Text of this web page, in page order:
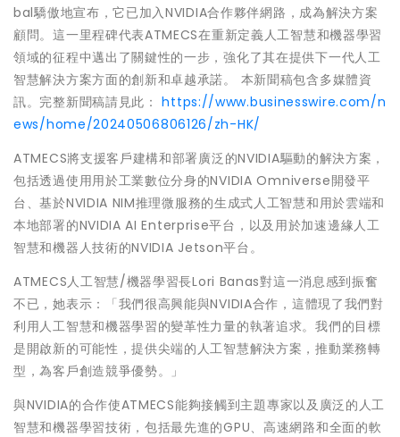
bal驕傲地宣布，它已加入NVIDIA合作夥伴網路，成為解決方案
顧問。這一里程碑代表ATMECS在重新定義人工智慧和機器學習
領域的征程中邁出了關鍵性的一步，強化了其在提供下一代人工
智慧解決方案方面的創新和卓越承諾。 本新聞稿包含多媒體資
訊。完整新聞稿請見此：https://www.businesswire.com/n
ews/home/20240506806126/zh-HK/
ATMECS將支援客戶建構和部署廣泛的NVIDIA驅動的解決方案，
包括透過使用用於工業數位分身的NVIDIA Omniverse開發平
台、基於NVIDIA NIM推理微服務的生成式人工智慧和用於雲端和
本地部署的NVIDIA AI Enterprise平台，以及用於加速邊緣人工
智慧和機器人技術的NVIDIA Jetson平台。
ATMECS人工智慧/機器學習長Lori Banas對這一消息感到振奮
不已，她表示：「我們很高興能與NVIDIA合作，這體現了我們對
利用人工智慧和機器學習的變革性力量的執著追求。我們的目標
是開啟新的可能性，提供尖端的人工智慧解決方案，推動業務轉
型，為客戶創造競爭優勢。」
與NVIDIA的合作使ATMECS能夠接觸到主題專家以及廣泛的人工
智慧和機器學習技術，包括最先進的GPU、高速網路和全面的軟